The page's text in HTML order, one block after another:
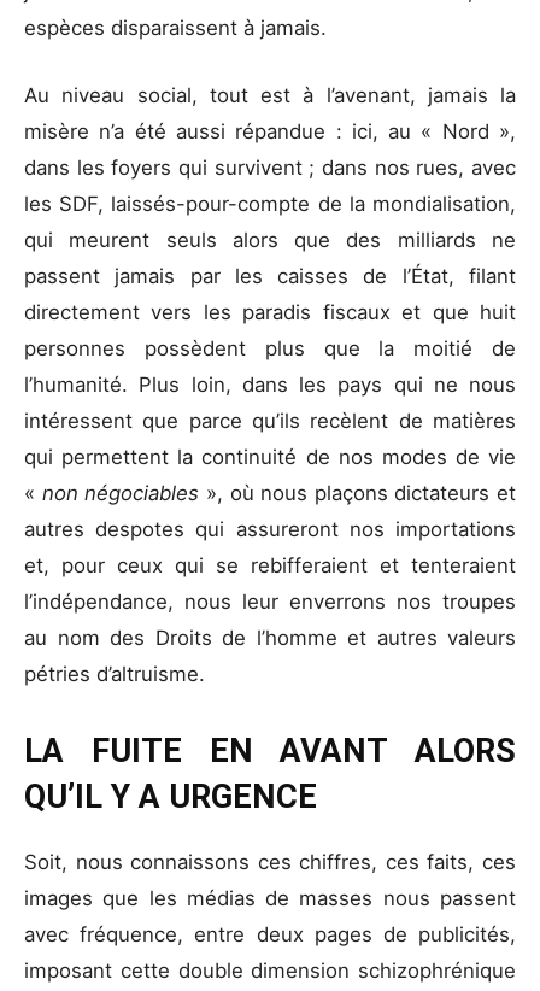
espèces disparaissent à jamais.
Au niveau social, tout est à l’avenant, jamais la
misère n’a été aussi répandue : ici, au « Nord »,
dans les foyers qui survivent ; dans nos rues, avec
les SDF, laissés-pour-compte de la mondialisation,
qui meurent seuls alors que des milliards ne
passent jamais par les caisses de l’État, filant
directement vers les paradis fiscaux et que huit
personnes possèdent plus que la moitié de
l’humanité. Plus loin, dans les pays qui ne nous
intéressent que parce qu’ils recèlent de matières
qui permettent la continuité de nos modes de vie
« non négociables », où nous plaçons dictateurs et
autres despotes qui assureront nos importations
et, pour ceux qui se rebifferaient et tenteraient
l’indépendance, nous leur enverrons nos troupes
au nom des Droits de l’homme et autres valeurs
pétries d’altruisme.
LA FUITE EN AVANT ALORS
QU’IL Y A URGENCE
Soit, nous connaissons ces chiffres, ces faits, ces
images que les médias de masses nous passent
avec fréquence, entre deux pages de publicités,
imposant cette double dimension schizophrénique